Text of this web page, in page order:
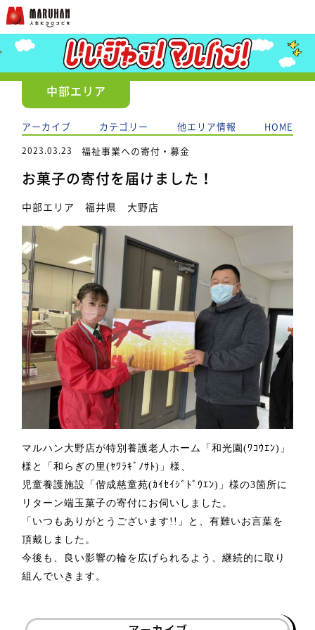
中部エリア
アーカイブ カテゴリー 他エリア情報 HOME
2023.03.23 福祉事業への寄付・募金
お菓子の寄付を届けました！
中部エリア 福井県 大野店
マルハン大野店が特別養護老人ホーム「和光園(ﾜｺｳｴﾝ) 」
様と「和らぎの里(ﾔﾜﾗｷﾞﾉｻﾄ) 」様、
児童養護施設「偕成慈童苑(ｶｲｾｲｼﾞﾄﾞｳｴﾝ) 」様の3箇所に
リターン端玉菓子の寄付にお伺いしました。
「いつもありがとうございます !! 」と、有難いお言葉を
頂戴しました。
今後も、良い影響の輪を広げられるよう、継続的に取り
組んでいきます。